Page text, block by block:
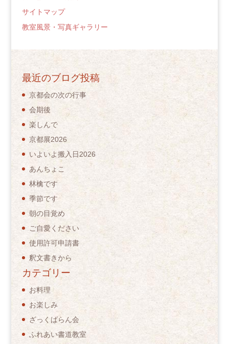
サイトマップ
教室風景・写真ギャラリー
最近のブログ投稿
京都会の次の行事
会期後
楽しんで
京都展2026
いよいよ搬入日2026
あんちょこ
林檎です
季節です
朝の目覚め
ご自愛ください
使用許可申請書
釈文書きから
カテゴリー
お料理
お楽しみ
ざっくばらん会
ふれあい書道教室